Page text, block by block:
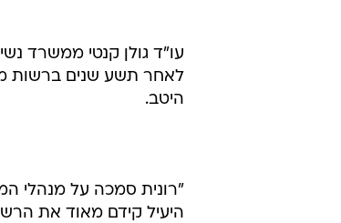
עו"ד גולן קנטי ממשרד
לאחר תשע שנים ברשות
היטב.
"רונית סמכה על מנהלי
היעיל קידם מאוד את